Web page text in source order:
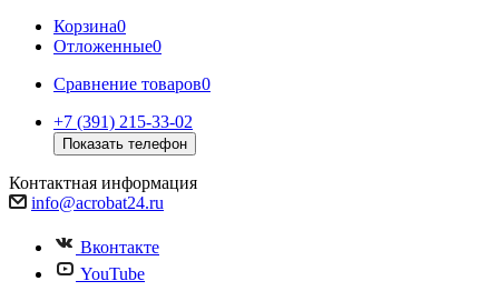
Корзина0
Отложенные0
Сравнение товаров0
+7 (391) 215-33-02
Показать телефон
Контактная информация
info@acrobat24.ru
Вконтакте
YouTube